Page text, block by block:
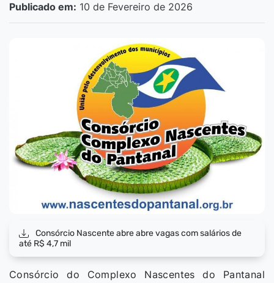
Publicado em: 10 de Fevereiro de 2026
Consórcio Nascente abre abre vagas com salários de
até R$ 4,7 mil
Consórcio do Complexo Nascentes do Pantanal